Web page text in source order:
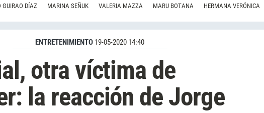
GUIRAO DÍAZ MARINA SEÑUK VALERIA MAZZA MARU BOTANA HERMANA VERÓNICA
ENTRETENIMIENTO 19-05-2020 14:40
otra víctima de
la reacción de Jorge